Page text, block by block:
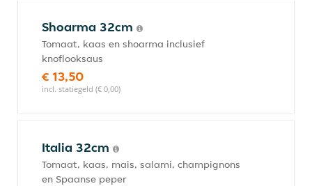
Shoarma 32cm
Tomaat, kaas en shoarma inclusief
knoflooksaus
€ 13,50
incl. statiegeld (€ 0,00)
Italia 32cm
Tomaat, kaas, mais, salami, champignons
en Spaanse peper